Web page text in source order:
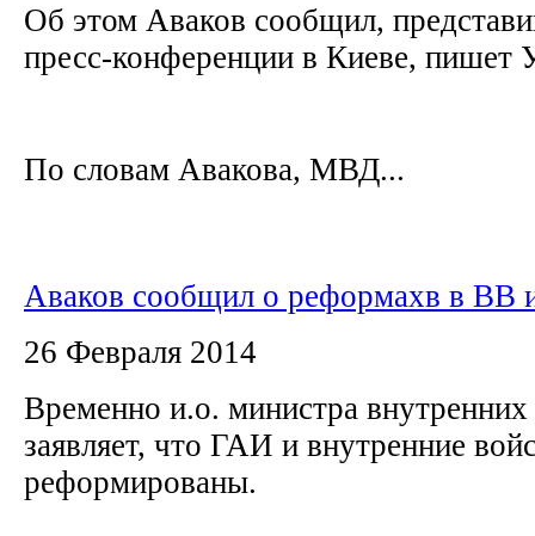
Об этом Аваков сообщил,
пресс-конференции в Киеве,
По словам Авакова, МВД...
Аваков сообщил о реформахв в ВВ
26 Февраля 2014
Временно и.о. министра
заявляет, что ГАИ и внутренние
реформированы.